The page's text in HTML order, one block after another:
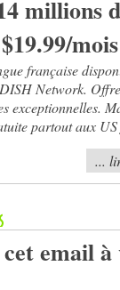
14 millions
$19.99/mois
française
DISH Network.
exceptionnelles.
partout aux
...
cet email à